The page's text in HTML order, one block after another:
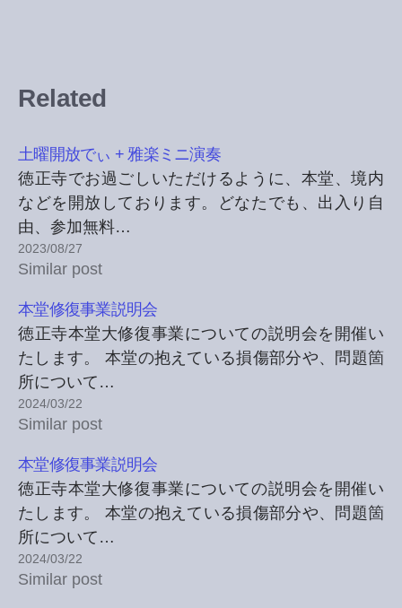
Related
土曜開放でぃ + 雅楽ミニ演奏
徳正寺でお過ごしいただけるように、本堂、境内
などを開放しております。どなたでも、出入り自
由、参加無料…
2023/08/27
Similar post
本堂修復事業説明会
徳正寺本堂大修復事業についての説明会を開催い
たします。 本堂の抱えている損傷部分や、問題箇
所について…
2024/03/22
Similar post
本堂修復事業説明会
徳正寺本堂大修復事業についての説明会を開催い
たします。 本堂の抱えている損傷部分や、問題箇
所について…
2024/03/22
Similar post